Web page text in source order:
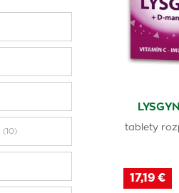
(10)
tablety
17,19 €